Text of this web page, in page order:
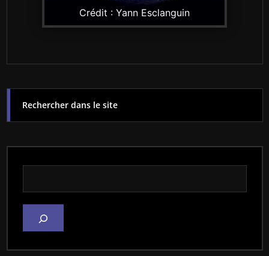
Crédit : Yann Esclanguin
Rechercher dans le site
Rechercher dans le site